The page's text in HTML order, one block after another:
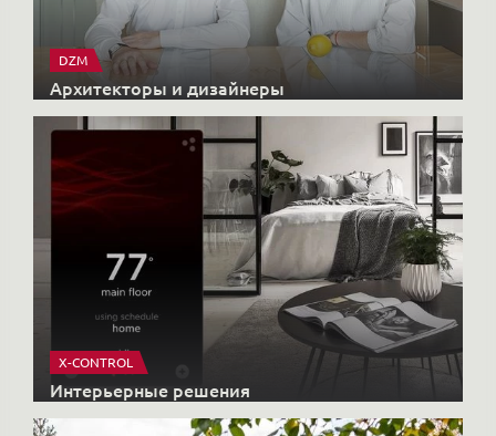
DZM
Архитекторы и дизайнеры
X-CONTROL
Интерьерные решения